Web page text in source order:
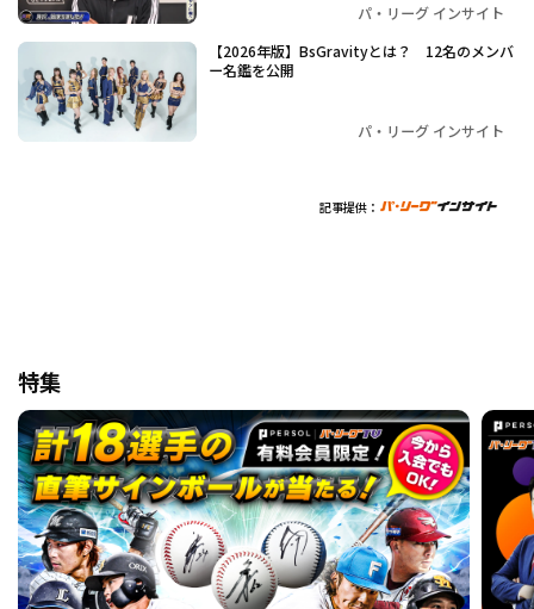
パ・リーグ インサイト
【2026年版】BsGravityとは？ 12名のメンバ
ー名鑑を公開
パ・リーグ インサイト
記事提供：
特集